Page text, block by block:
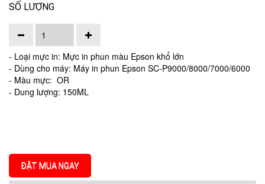
SỐ LƯỢNG
- Loại mực in: Mực in phun màu Epson khổ lớn
- Dùng cho máy: Máy in phun Epson SC-P9000/8000/7000/6000
- Màu mực: OR
- Dung lượng: 150ML
ĐẶT MUA NGAY